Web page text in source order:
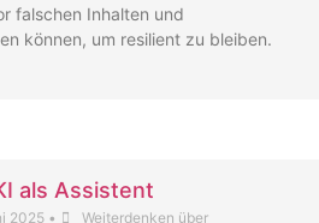
falschen Inhalten und
können, um resilient zu bleiben.
als Assistent
2025 • Weiterdenken über